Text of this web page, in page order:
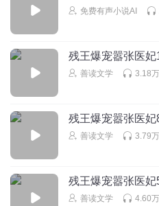
免费有声小说AI
残王爆宠嚣张医
善读文学 3.18万
残王爆宠嚣张医
善读文学 3.79万
残王爆宠嚣张医
善读文学 4.60万